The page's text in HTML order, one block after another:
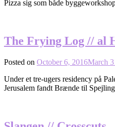
Pizza sig som både
The Frying Log // al
Posted on October 6, 2016March
Under et tre-ugers residency på
Jerusalem fandt Brænde til